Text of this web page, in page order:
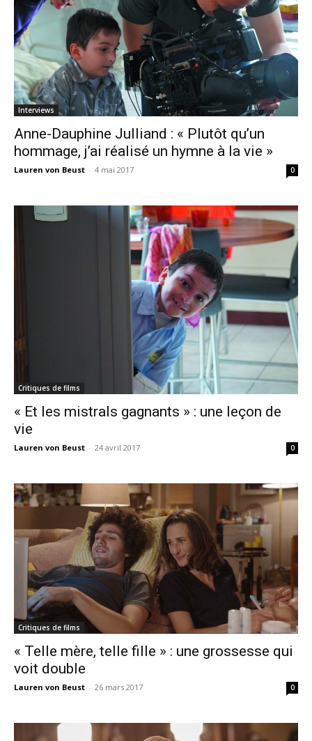
Interviews
Anne-Dauphine Julliand : « Plutôt qu’un
hommage, j’ai réalisé un hymne à la vie »
Lauren von Beust - 4 mai 2017 0
Critiques de films
« Et les mistrals gagnants » : une leçon de
vie
Lauren von Beust - 24 avril 2017 0
Critiques de films
« Telle mère, telle fille » : une grossesse qui
voit double
Lauren von Beust - 26 mars 2017 0